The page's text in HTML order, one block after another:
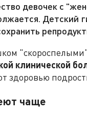
девочек с
Детский
клинической
здоровью
чаще